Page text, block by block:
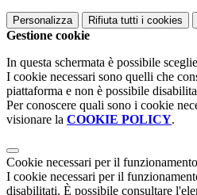
Personalizza Rifiuta tutti i cookies
Gestione cookie
In questa schermata è possibile
I cookie necessari sono quelli che
piattaforma e non è possibile
Per conoscere quali sono i cookie
visionare la COOKIE POLICY.
Cookie necessari per il funzionamento
I cookie necessari per il
disabilitati. È possibile consultare